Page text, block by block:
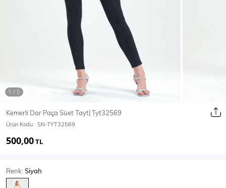
Mont & Kaban Yağmurluk
T-Shirt
Kemerli Dar Paça Süet Tayt| Tyt32569
Ürün Kodu : SN-TYT32569
500,00TL
Renk:Siyah